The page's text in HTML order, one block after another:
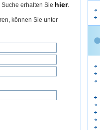
erhalten Sie hier.
können Sie unter